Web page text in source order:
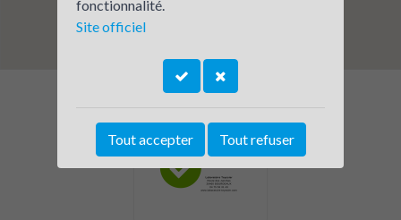
fonctionnalité.
Site officiel
Tout accepter Tout refuser